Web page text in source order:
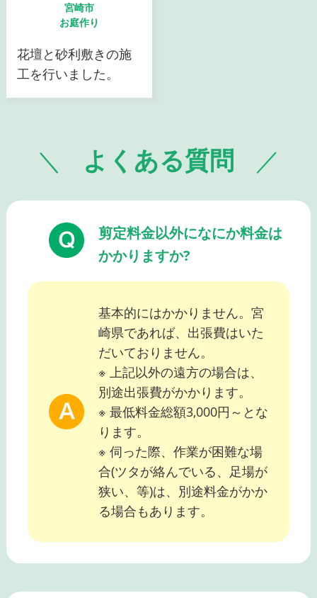
宮崎市
お庭作り
花壇と砂利敷きの施
工を行いました。
よくある質問
剪定料金以外になにか料金は
かかりますか?
基本的にはかかりません。宮
崎県であれば、出張費はいた
だいておりません。
※ 上記以外の遠方の場合は、
別途出張費がかかります。
※ 最低料金総額3,000円～とな
ります。
※ 伺った際、作業が困難な場
合(ツタが絡んでいる、足場が
狭い、等)は、別途料金がかか
る場合もあります。